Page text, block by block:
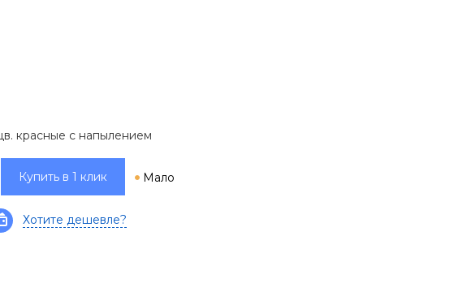
красные с напылением
Купить в 1 клик Мало
Хотите дешевле?